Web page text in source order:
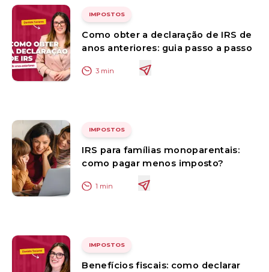
IMPOSTOS
Como obter a declaração de IRS de
anos anteriores: guia passo a passo
3 min
IMPOSTOS
IRS para famílias monoparentais:
como pagar menos imposto?
1 min
IMPOSTOS
Benefícios fiscais: como declarar